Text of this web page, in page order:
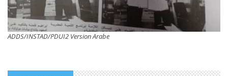
ADDS/INSTAD/PDUI2 Version Arabe